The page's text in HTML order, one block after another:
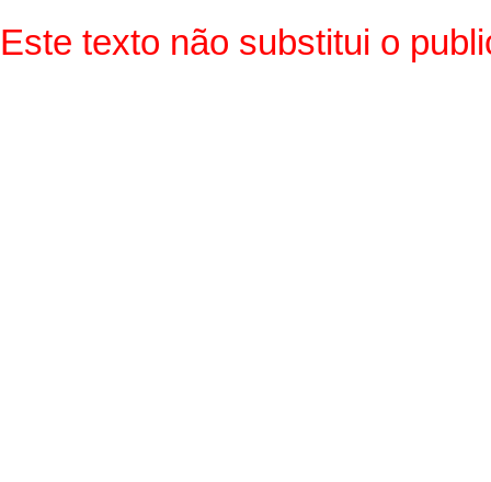
Este texto não substitui o